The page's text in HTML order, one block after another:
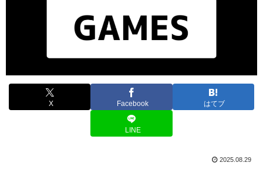
X Facebook はてブ
LINE
2025.08.29